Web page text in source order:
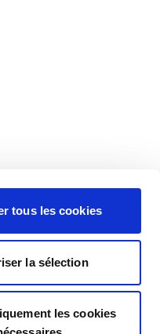
tous les cookies
la sélection
les cookies